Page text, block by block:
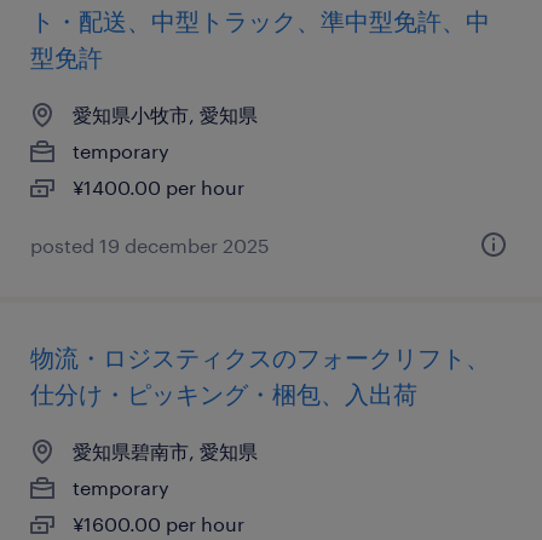
ト・配送、中型トラック、準中型免許、中
型免許
愛知県小牧市, 愛知県
temporary
¥1400.00 per hour
posted 19 december 2025
物流・ロジスティクスのフォークリフト、
仕分け・ピッキング・梱包、入出荷
愛知県碧南市, 愛知県
temporary
¥1600.00 per hour